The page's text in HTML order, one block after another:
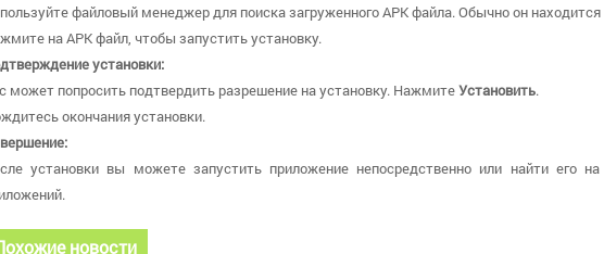
файловый менеджер для поиска загруженного APK файла. Обычно он находится
на APK файл, чтобы запустить установку.
установки:
может попросить подтвердить разрешение на установку. НажмитеУстановить.
окончания установки.
установки вы можете запустить приложение непосредственно или найти его
новости